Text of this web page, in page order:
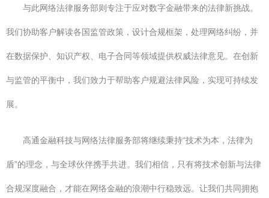
与此网络法律服务部则专注于应对数字金融带来的法律新挑战。
我们协助客户解读各国监管政策，设计合规框架，处理网络纠纷，并
在数据保护、知识产权、电子合同等领域提供权威法律意见。在创新
与监管的平衡中，我们致力于帮助客户规避法律风险，实现可持续发
展。
高通金融科技与网络法律服务部将继续秉持“技术为本，法律为
盾”的理念，与全球伙伴携手共进。我们相信，只有将技术创新与法律
合规深度融合，才能在网络金融的浪潮中行稳致远。让我们共同拥抱